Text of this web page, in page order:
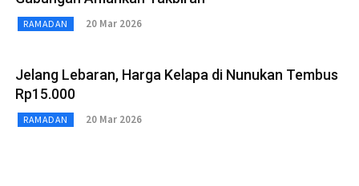
RAMADAN 20 Mar 2026
Jelang Lebaran, Harga Kelapa di Nunukan Tembus
Rp15.000
RAMADAN 20 Mar 2026